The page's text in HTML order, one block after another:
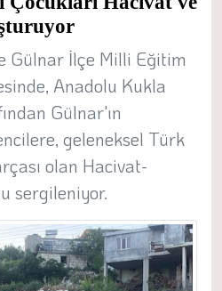
Gülnar İlçe Milli Eğitim
Anadolu Kukla
Gülnar'ın
geleneksel Türk
olan Hacivat-
sergileniyor.